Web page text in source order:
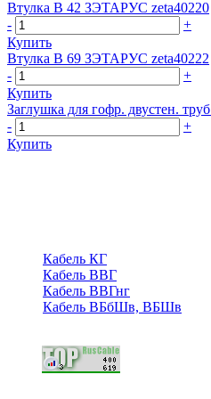
Втулка В 42 ЗЭТАРУС zeta40220
-
+
Купить
Втулка В 69 ЗЭТАРУС zeta40222
-
+
Купить
Заглушка для гофр. двустен.
-
+
Купить
Кабель КГ
Кабель ВВГ
Кабель ВВГнг
Кабель ВБбШв, ВБШв